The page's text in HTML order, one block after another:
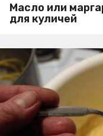
Масло или
для куличей